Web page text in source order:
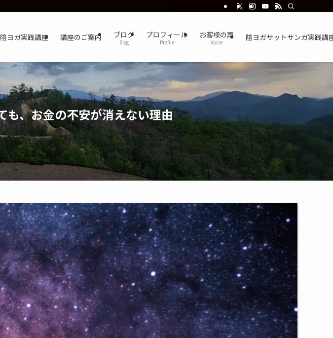
ヨガ実践講座 講座のご案内 ブログ
Blog
プロフィール
Profile
お客様の声
Voice
陰ヨガサットサンガ実践
も、お金の不安が消えない理由